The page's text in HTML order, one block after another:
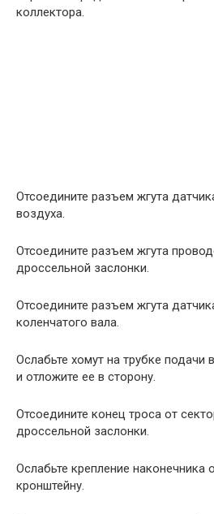
коллектора.
Отсоедините разъем жгута
воздуха.
Отсоедините разъем жгута
дроссельной заслонки.
Отсоедините разъем жгута
коленчатого вала.
Ослабьте хомут на трубке подачи
и отложите ее в сторону.
Отсоедините конец троса от
дроссельной заслонки.
Ослабьте крепление наконечника
кронштейну.